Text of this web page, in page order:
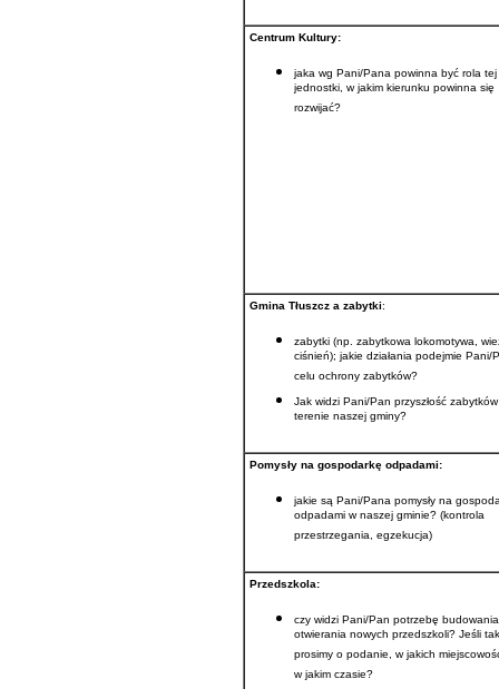
Centrum Kultury:
jaka wg Pani/Pana powinna być rola tej
jednostki, w jakim kierunku powinna się
rozwijać?
Gmina Tłuszcz a zabytki:
zabytki (np. zabytkowa lokomotywa,
ciśnień); jakie działania podejmie Pani/
celu ochrony zabytków?
Jak widzi Pani/Pan przyszłość
terenie naszej gminy?
Pomysły na gospodarkę odpadami:
jakie są Pani/Pana pomysły na
odpadami w naszej gminie? (kontrola
przestrzegania, egzekucja)
Przedszkola:
czy widzi Pani/Pan potrzebę
otwierania nowych przedszkoli? Jeśli
prosimy o podanie, w jakich
w jakim czasie?